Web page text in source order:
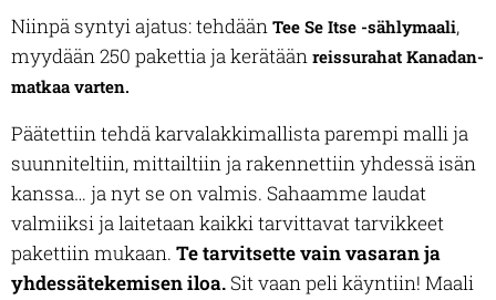
Niinpä syntyi ajatus: tehdään Tee Se Itse -sählymaali,
myydään 250 pakettia ja kerätään reissurahat Kanadan-
matkaa varten.
Päätettiin tehdä karvalakkimallista parempi malli ja
suunniteltiin, mittailtiin ja rakennettiin yhdessä isän
kanssa… ja nyt se on valmis. Sahaamme laudat
valmiiksi ja laitetaan kaikki tarvittavat tarvikkeet
pakettiin mukaan. Te tarvitsette vain vasaran ja
yhdessätekemisen iloa.Sit vaan peli käyntiin! Maali